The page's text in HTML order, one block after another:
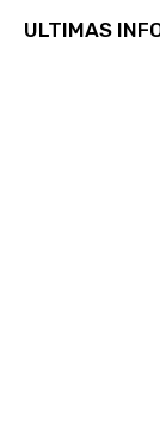
ULTIMAS